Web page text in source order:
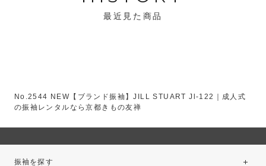
最近見た商品
No.2544 NEW【ブランド振袖】JILL STUART Jl-122｜成人式
の振袖レンタルなら京都きもの友禅
振袖を探す